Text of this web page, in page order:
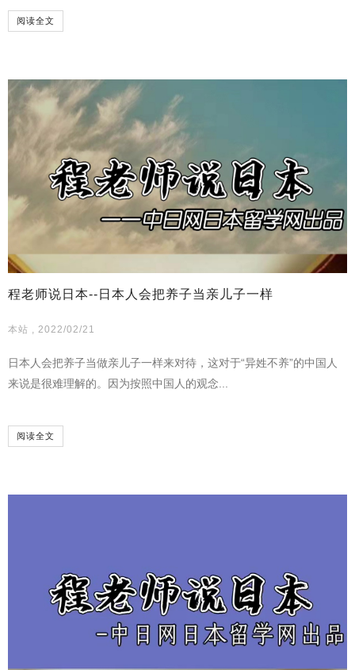
阅读全文
程老师说日本--日本人会把养子当亲儿子一样
本站 , 2022/02/21
日本人会把养子当做亲儿子一样来对待，这对于“异姓不养”的中国人
来说是很难理解的。因为按照中国人的观念...
阅读全文